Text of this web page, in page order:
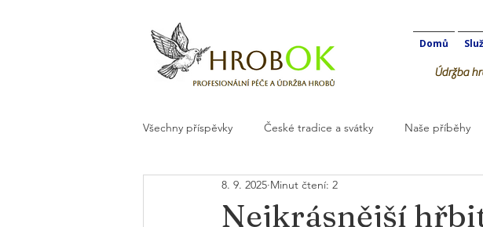
Domů
Údržba
Všechny příspěvky České tradice a svátky Naše příběhy
Květiny a dekorace na hrob
Nejkrásnější
8. 9. 2025 Minut čtení: 2